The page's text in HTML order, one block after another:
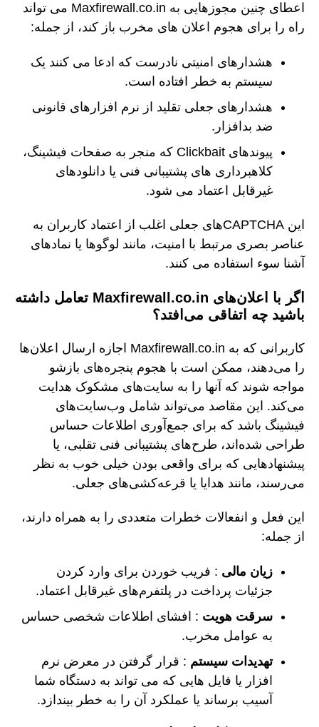
اعطای چنین مجوزهایی به Maxfirewall.co.in می تواند
راه را برای هجوم اعلان های مخرب باز کند، از جمله:
هشدارهای امنیتی نادرست که ادعا می کنند یک
سیستم به خطر افتاده است.
هشدارهای جعلی تقلید از نرم افزارهای قانونی
ضد بدافزار.
پیوندهای Clickbait که منجر به صفحات فیشینگ،
کلاهبرداری های پشتیبانی فنی یا دانلودهای
غیرقابل اعتماد می شود.
این CAPTCHAهای جعلی اغلب از اعتماد کاربران به
عناصر بصری مرتبط با امنیت، مانند لوگوها یا نمادهای
آشنا سوء استفاده می کنند.
اگر با اعلان‌های Maxfirewall.co.in تعامل داشته
باشید چه اتفاقی می‌افتد؟
کاربرانی که به Maxfirewall.co.in اجازه ارسال اعلان‌ها
را می‌دهند، ممکن است با هجوم پنجره‌های بازشو
مواجه شوند که آنها را به سایت‌های مشکوک هدایت
می‌کند. این مقاصد می‌تواند شامل وب‌سایت‌های
فیشینگ باشد که برای جمع‌آوری اطلاعات حساس
طراحی شده‌اند، طرح‌های پشتیبانی فنی تقلبی، یا
پیشنهادهایی که برای واقعی بودن خیلی خوب به نظر
می‌رسند، مانند هدایا یا قرعه‌کشی‌های جعلی.
این فعل و انفعالات خطرات متعددی را به همراه دارند،
از جمله:
زیان مالی : فریب خوردن برای وارد کردن
جزئیات پرداخت در پلتفرم‌های غیرقابل اعتماد.
سرقت هویت : افشای اطلاعات شخصی حساس
به عوامل مخرب.
تهدیدات سیستم : قرار گرفتن در معرض نرم
افزار یا فایل هایی که می تواند به دستگاه شما
آسیب برساند یا عملکرد آن را به خطر بیندازد.